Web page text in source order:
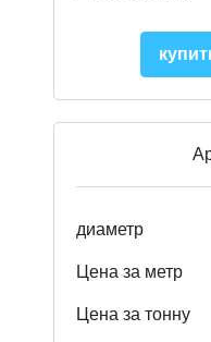
диаметр
Цена за метр
Цена за тонну